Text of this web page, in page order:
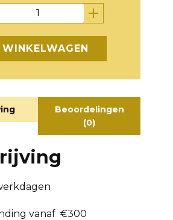
WINKELWAGEN
Beoordelingen
(0)
vanaf €300